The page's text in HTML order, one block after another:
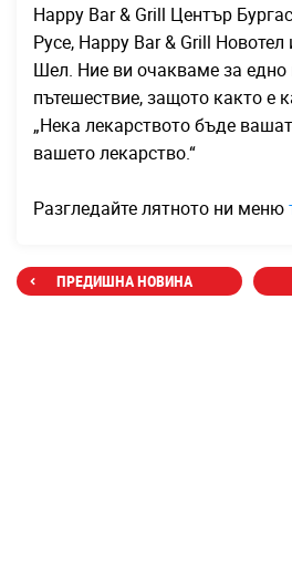
Happy Bar & Grill Център
Русе, Happy Bar & Grill Новотел
Шел. Ние ви очакваме за
пътешествие, защото както е
„Нека лекарството бъде
вашето лекарство.“
Разгледайте лятното ни меню
ПРЕДИШНА НОВИНА